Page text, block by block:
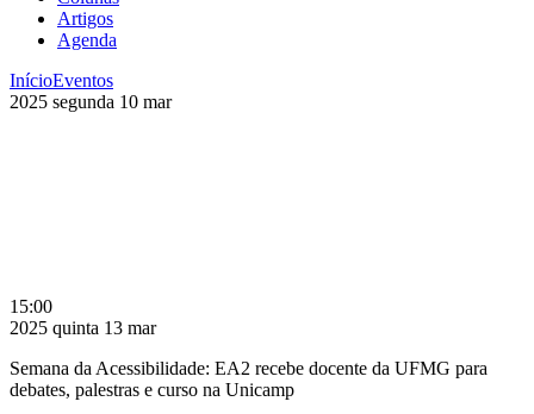
Artigos
Agenda
InícioEventos
2025 segunda 10 mar
15:00
2025 quinta 13 mar
Semana da Acessibilidade: EA2 recebe docente da UFMG para
debates, palestras e curso na Unicamp